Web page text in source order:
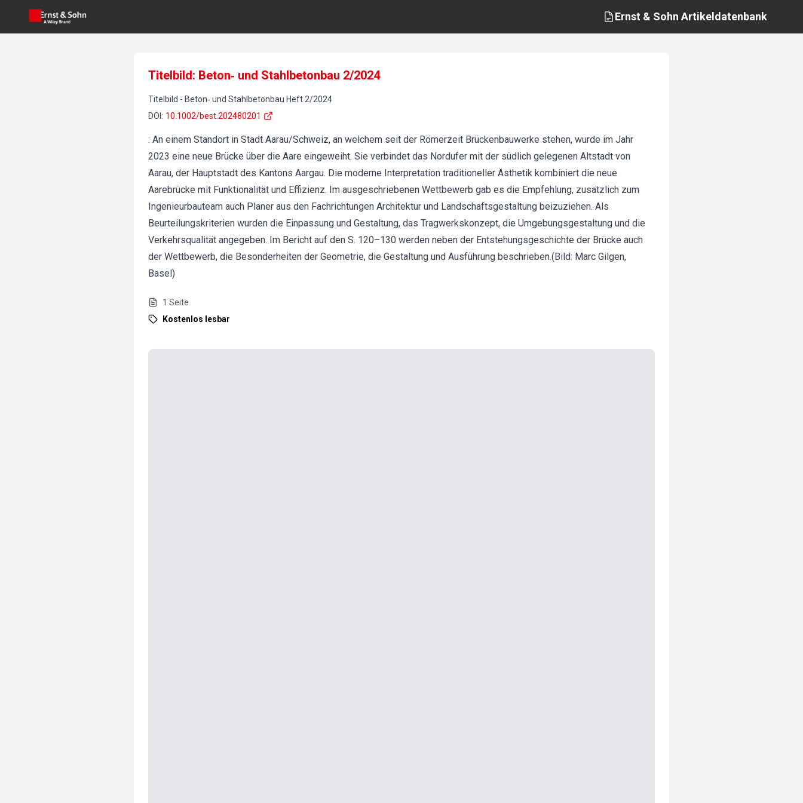
Ernst & Sohn Artikeldatenbank
Titelbild: Beton‐ und Stahlbetonbau 2/2024
Titelbild - Beton‐ und Stahlbetonbau Heft 2/2024
DOI : 10.1002/best.202480201
: An einem Standort in Stadt Aarau/Schweiz, an welchem seit der Römerzeit Brückenbauwerke stehen, wurde im Jahr
2023 eine neue Brücke über die Aare eingeweiht. Sie verbindet das Nordufer mit der südlich gelegenen Altstadt von
Aarau, der Hauptstadt des Kantons Aargau. Die moderne Interpretation traditioneller Ästhetik kombiniert die neue
Aarebrücke mit Funktionalität und Effizienz. Im ausgeschriebenen Wettbewerb gab es die Empfehlung, zusätzlich zum
Ingenieurbauteam auch Planer aus den Fachrichtungen Architektur und Landschaftsgestaltung beizuziehen. Als
Beurteilungskriterien wurden die Einpassung und Gestaltung, das Tragwerkskonzept, die Umgebungsgestaltung und die
Verkehrsqualität angegeben. Im Bericht auf den S. 120–130 werden neben der Entstehungsgeschichte der Brücke auch
der Wettbewerb, die Besonderheiten der Geometrie, die Gestaltung und Ausführung beschrieben.(Bild: Marc Gilgen,
Basel)
1 Seite
Kostenlos lesbar